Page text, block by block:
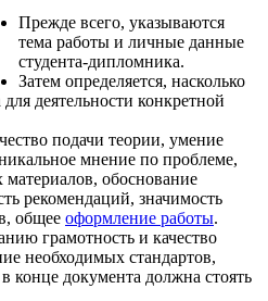
Прежде всего, указываются
тема работы и личные данные
студента-дипломника.
Затем определяется, насколько
деятельности конкретной
подачи теории, умение
мнение по проблеме,
материалов, обоснование
рекомендаций, значимость
общее оформление работы.
грамотность и качество
необходимых стандартов,
конце документа должна стоять